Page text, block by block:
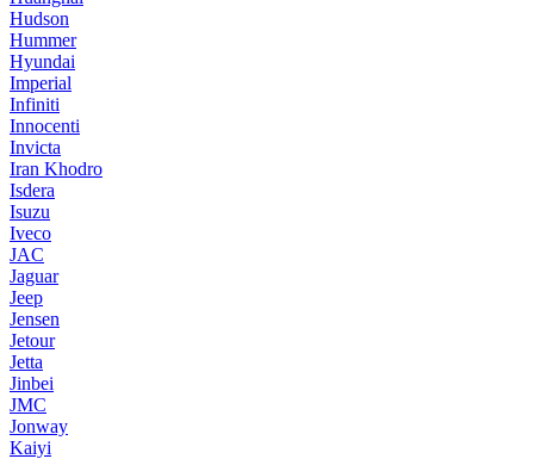
Hudson
Hummer
Hyundai
Imperial
Infiniti
Innocenti
Invicta
Iran Khodro
Isdera
Isuzu
Iveco
JAC
Jaguar
Jeep
Jensen
Jetour
Jetta
Jinbei
JMC
Jonway
Kaiyi